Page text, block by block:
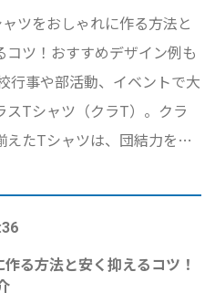
、さらに「クラスTシャツ 業
」などの視点で人気業者もご
。体育祭・文化祭にぴったり
例も掲載！
ツをおしゃれに作る方法と
コツ！おすすめデザイン例も
行事や部活動、イベントで大
スTシャツ（クラT）。クラ
えたTシャツは、団結力を高
テムです。しかし、デザイン
選びなど、悩むポイントも
です。 そこで本記事では、
ラスTシャツ デザインのコ
る方法と安く抑えるコツ！